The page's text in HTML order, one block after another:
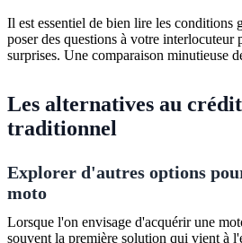
Il est essentiel de bien lire les conditions
poser des questions à votre interlocuteur
surprises. Une comparaison minutieuse
Les alternatives au
traditionnel
Explorer d'autres options
moto
Lorsque l'on envisage d'acquérir une
souvent la première solution qui vient à